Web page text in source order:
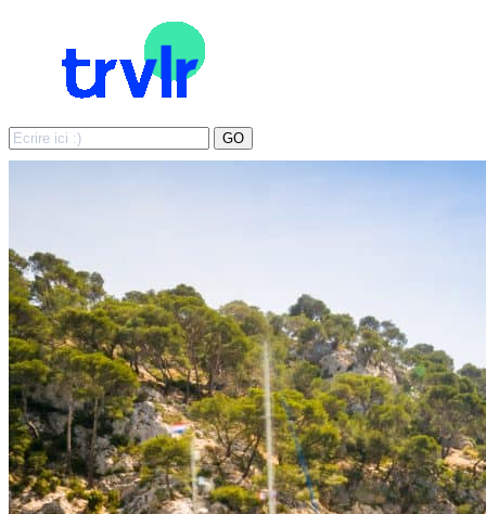
Search
for:
GO